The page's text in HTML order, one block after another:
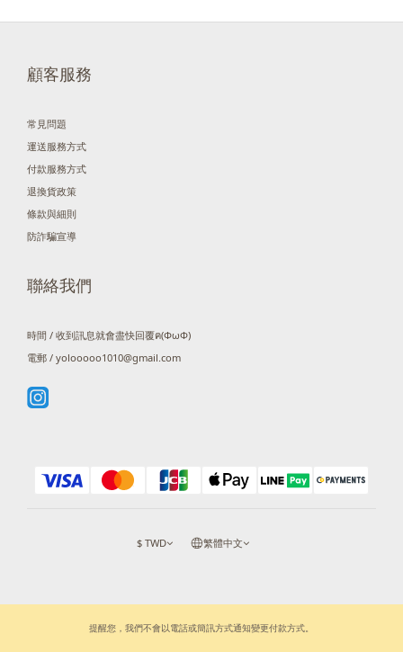
顧客服務
常見問題
運送服務方式
付款服務方式
退換貨政策
條款與細則
防詐騙宣導
聯絡我們
時間 / 收到訊息就會盡快回覆ฅ(ΦωΦ)
電郵 / yolooooo1010@gmail.com
$ TWD 繁體中文
提醒您，我們不會以電話或簡訊方式通知變更付款方式。